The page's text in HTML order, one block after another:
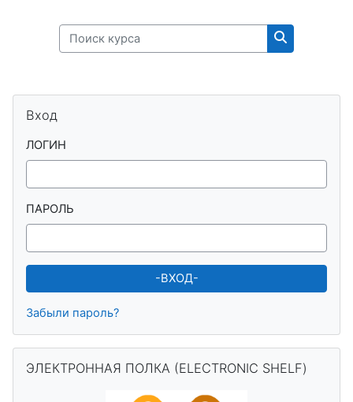
Поиск курса
Поиск курса
Блоки
Вход
ЛОГИН
ПАРОЛЬ
Забыли пароль?
ЭЛЕКТРОННАЯ ПОЛКА (ELECTRONIC SHELF)